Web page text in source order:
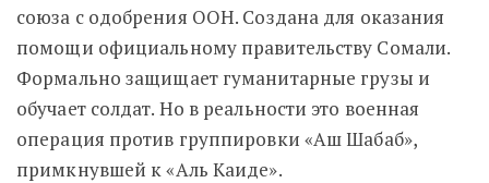
союза с одобрения ООН. Создана для оказания
помощи официальному правительству Сомали.
Формально защищает гуманитарные грузы и
обучает солдат. Но в реальности это военная
операция против группировки «Аш Шабаб»,
примкнувшей к «Аль Каиде».